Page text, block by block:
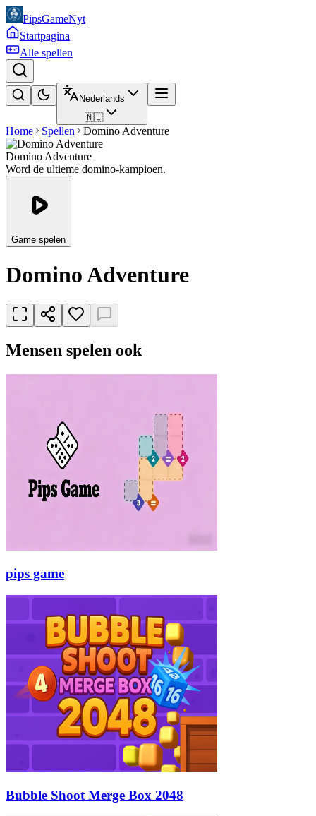
PipsGameNyt
Startpagina
Alle spellen
Nederlands
🇳🇱
Home Spellen Domino Adventure
Domino Adventure
Word de ultieme domino-kampioen.
Game spelen
Domino Adventure
Mensen spelen ook
pips game
Bubble Shoot Merge Box 2048